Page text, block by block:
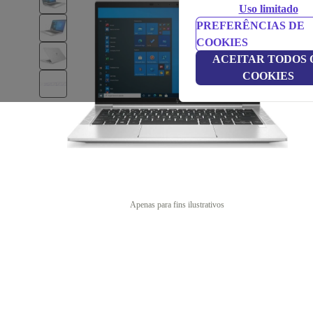
Uso limitado
PREFERÊNCIAS DE
COOKIES
ACEITAR TODOS
COOKIES
Apenas para fins ilustrativos